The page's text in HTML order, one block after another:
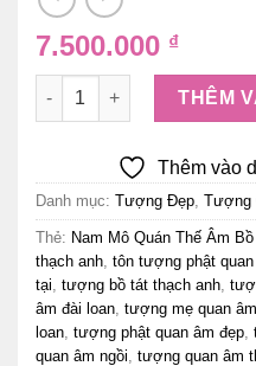
7.500.000 ₫
Nam Mô Quán Thế Âm
THÊM
Thêm vào
Danh mục: Tượng Đẹp Tượng
Thẻ: Nam Mô Quán Thế Âm
thạch anh tôn tượng phật
tại tượng bồ tát thạch anh
âm đài loan tượng mẹ quan
loan tượng phật quan âm đẹp
quan âm ngồi tượng quan âm